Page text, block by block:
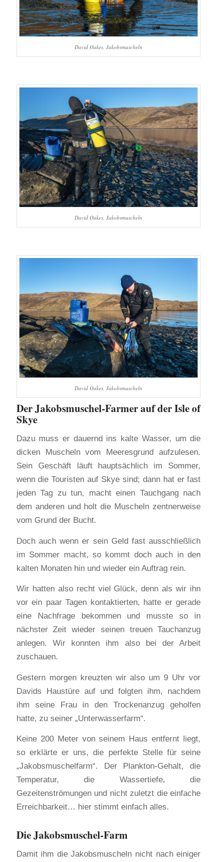
David Oakes, Jakobsmuscheln
David Oakes, Jakobsmuscheln
David Oakes, Jakobsmuscheln
Der Jakobsmuschel-Farmer auf der Isle of
Skye
Dazu muss er dauernd ins kalte Wasser, um die
dicken Muscheln vom Meeresgrund aufzulesen.
Sein Geschäft läuft hauptsächlich im Sommer,
wenn die Touristen auf Skye sind; dann hat er fast
jeden Tag zu tun, macht einen Tauchgang nach
dem anderen und holt die Muscheln zentnerweise
vom Grund der Bucht.
Doch auch wenn er sein Geld fast ausschließlich
im Sommer macht, so kommt doch auch in den
kalten Monaten hin und wieder ein Auftrag rein.
Wir hatten also recht viel Glück, denn als wir ihn
vor ein paar Tagen kontaktierten, hatte er gerade
eine Nachfrage bekommen und musste so in
nächster Zeit wieder seinen treuen Tauchanzug
anlegen. Wir konnten ihm also bei der Arbeit
zuschauen.
Gestern morgen kreuzten wir also um 9 Uhr vor
Davids Haustüre auf und folgten ihm, nachdem
ihm seine Frau in den Trockenanzug geholfen
hatte, zu seiner „Unterwasserfarm“.
Keine 200 Meter von seinem Haus entfernt liegt,
so erklärte er uns, die perfekte Stelle für seine
„Jakobsmuschelfarm“. Der Plankton-Gehalt, die
Temperatur, die Wassertiefe, die
Gezeitenströmungen und nicht zuletzt die einfache
Erreichbarkeit… hier stimmt einfach alles.
Die Jakobsmuschel-Farm
Damit ihm die Jakobsmuscheln nicht nach einiger